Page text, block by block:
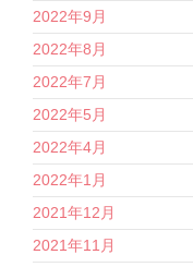
2022年9月
2022年8月
2022年7月
2022年5月
2022年4月
2022年1月
2021年12月
2021年11月